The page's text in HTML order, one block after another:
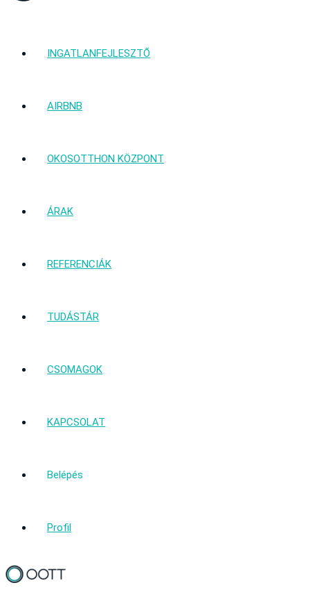
INGATLANFEJLESZTŐ
AIRBNB
OKOSOTTHON KÖZPONT
ÁRAK
REFERENCIÁK
TUDÁSTÁR
CSOMAGOK
KAPCSOLAT
Belépés
Profil